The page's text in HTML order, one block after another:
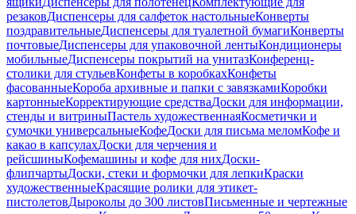
резаковДиспенсеры для салфеток настольныеКонверты
поздравительныеДиспенсеры для туалетной бумагиКонверты
почтовыеДиспенсеры для упаковочной лентыКондиционеры
мобильныеДиспенсеры покрытий на унитазКонференц-
столики для стульевКонфеты в коробкахКонфеты
фасованныеКороба архивные и папки с завязкамиКоробки
картонныеКорректирующие средстваДоски для информации,
стенды и витриныПастель художественнаяКосметички и
сумочки универсальныеКофеДоски для письма меломКофе и
какао в капсулахДоски для черчения и
рейсшиныКофемашины и кофе для нихДоски-
флипчартыДоски, стеки и формочки для лепкиКраски
художественныеКрасящие ролики для этикет-
пистолетовДыроколы до 300 листовПисьменные и чертежные